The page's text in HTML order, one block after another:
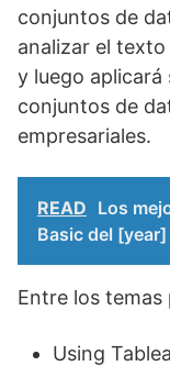
conjuntos de
analizar el texto
y luego aplicará
conjuntos de
empresariales.
READ Los
Basic del [year]
Entre los temas
Using